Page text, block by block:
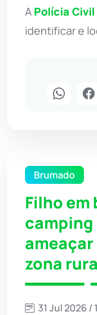
A Polícia Civil
identificar e
Brumado
Filho em
ameaçar
zona
31 Jul 2026 /